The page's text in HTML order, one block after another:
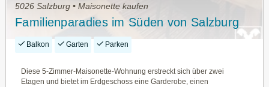
5026 Salzburg • Maisonette kaufen
Familienparadies im Süden von Salzburg
Balkon Garten Parken
Diese 5-Zimmer-Maisonette-Wohnung erstreckt sich über zwei
Etagen und bietet im Erdgeschoss eine Garderobe, einen